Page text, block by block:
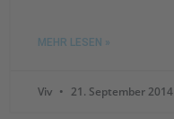
MEHR LESEN »
Viv 21. September 2014